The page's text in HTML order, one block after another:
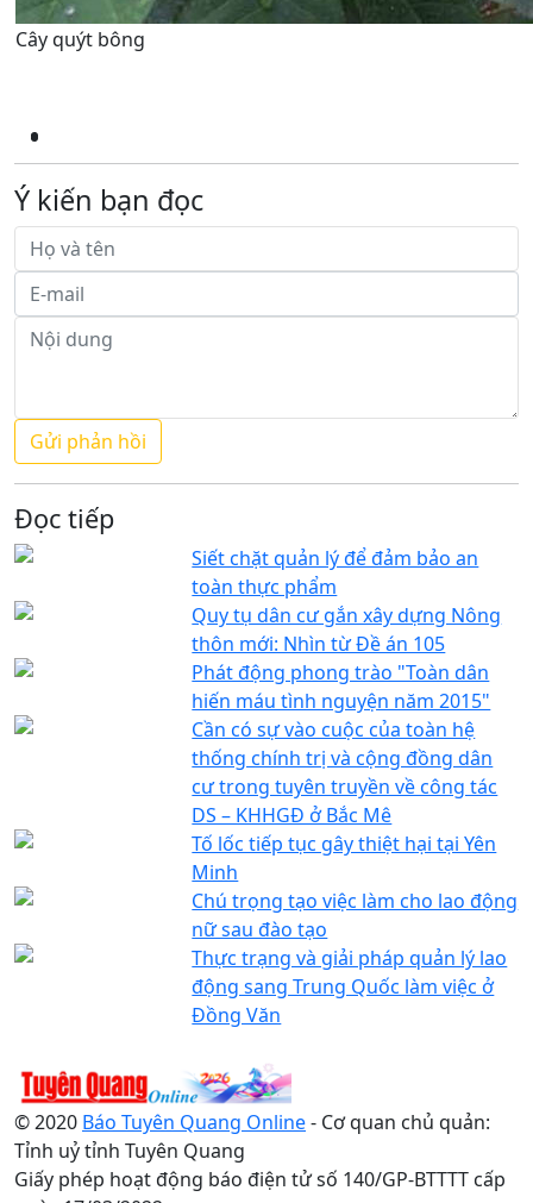
Cây quýt bông
Ý kiến bạn đọc
Đọc tiếp
Siết chặt quản lý để đảm bảo an
toàn thực phẩm
Quy tụ dân cư gắn xây dựng Nông
thôn mới: Nhìn từ Đề án 105
Phát động phong trào "Toàn dân
hiến máu tình nguyện năm 2015"
Cần có sự vào cuộc của toàn hệ
thống chính trị và cộng đồng dân
cư trong tuyên truyền về công tác
DS – KHHGĐ ở Bắc Mê
Tố lốc tiếp tục gây thiệt hại tại Yên
Minh
Chú trọng tạo việc làm cho lao động
nữ sau đào tạo
Thực trạng và giải pháp quản lý lao
động sang Trung Quốc làm việc ở
Đồng Văn
© 2020 Báo Tuyên Quang Online- Cơ quan chủ quản:
Tỉnh uỷ tỉnh Tuyên Quang
Giấy phép hoạt động báo điện tử số 140/GP-BTTTT cấp